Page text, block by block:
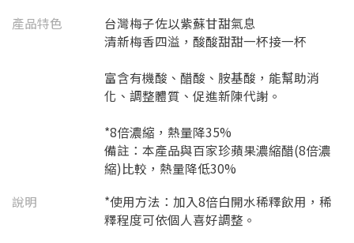
產品特色
台灣梅子佐以紫蘇甘甜氣息
清新梅香四溢，酸酸甜甜一杯接一杯
富含有機酸、醋酸、胺基酸，能幫助消
化、調整體質、促進新陳代謝。
*8倍濃縮，熱量降35%
備註：本產品與百家珍蘋果濃縮醋(8倍濃
縮)比較，熱量降低30%
說明
*使用方法：加入8倍白開水稀釋飲用，稀
釋程度可依個人喜好調整。